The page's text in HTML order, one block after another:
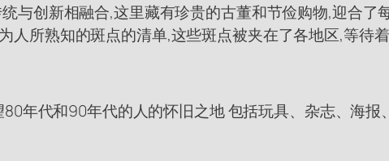
与创新相融合,这里藏有珍贵的古董和节俭购物,迎合了
人所熟知的斑点的清单,这些斑点被夹在了各地区,等待
年代和90年代的人的怀旧之地 包括玩具、杂志、海